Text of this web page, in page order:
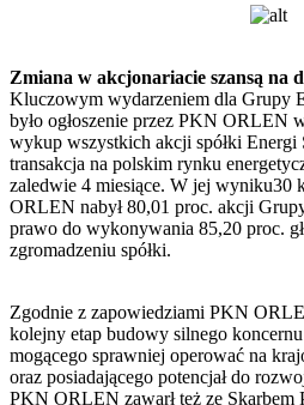
Zmiana w akcjonariacie szansą na
Kluczowym wydarzeniem dla Grupy
było ogłoszenie przez PKN ORLEN
wykup wszystkich akcji spółki
transakcja na polskim rynku
zaledwie 4 miesiące. W jej wyniku30
ORLEN nabył 80,01 proc. akcji
prawo do wykonywania 85,20 proc.
zgromadzeniu spółki.
Zgodnie z zapowiedziami PKN
kolejny etap budowy silnego
mogącego sprawniej operować na
oraz posiadającego potencjał do
PKN ORLEN zawarł też ze Skarbem